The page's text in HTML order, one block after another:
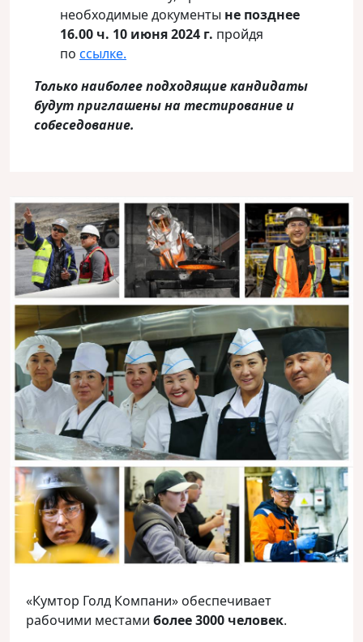
необходимые документы не позднее
16.00 ч. 10 июня2024 г. пройдя
по ссылке.
Только наиболее подходящие кандидаты
будут приглашены на тестирование и
собеседование.
«Кумтор Голд Компани» обеспечивает
рабочими местами более 3000 человек.